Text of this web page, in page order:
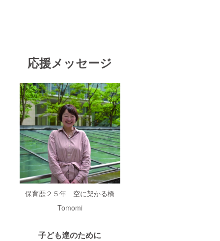
応援メッセージ
保育歴２５年 空に架かる橋
Tomomi
子ども達のために